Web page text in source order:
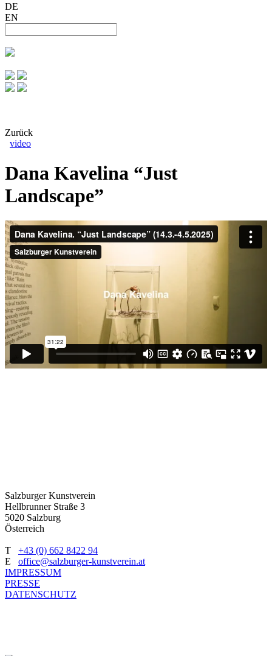
DE
EN
Zurück
video
Dana Kavelina “Just
Landscape”
Salzburger Kunstverein
Hellbrunner Straße 3
5020 Salzburg
Österreich
T +43 (0) 662 8422 94
E office@salzburger-kunstverein.at
IMPRESSUM
PRESSE
DATENSCHUTZ